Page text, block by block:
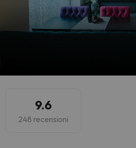
9.6
248 recensioni